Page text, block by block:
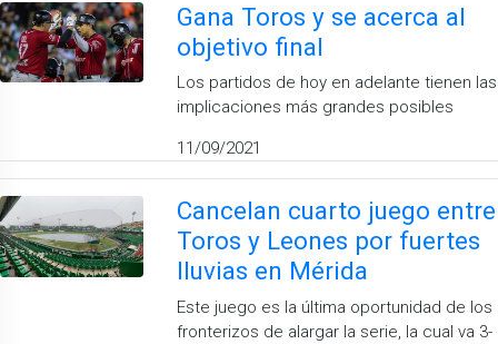
Gana Toros y se acerca al
objetivo final
Los partidos de hoy en adelante tienen las
implicaciones más grandes posibles
11/09/2021
Cancelan cuarto juego entre
Toros y Leones por fuertes
lluvias en Mérida
Este juego es la última oportunidad de los
fronterizos de alargar la serie, la cual va 3-